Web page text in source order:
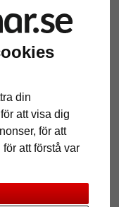
din
att visa dig
för att
att förstå var